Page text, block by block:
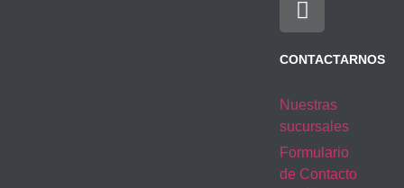
CONTACTARNOS
Nuestras
sucursales
Formulario
de Contacto